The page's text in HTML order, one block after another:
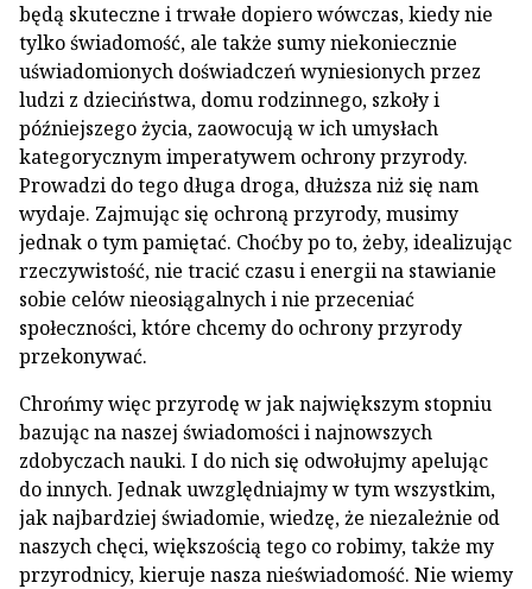
będą skuteczne i trwałe dopiero wówczas, kiedy nie
tylko świadomość, ale także sumy niekoniecznie
uświadomionych doświadczeń wyniesionych przez
ludzi z dzieciństwa, domu rodzinnego, szkoły i
późniejszego życia, zaowocują w ich umysłach
kategorycznym imperatywem ochrony przyrody.
Prowadzi do tego długa droga, dłuższa niż się nam
wydaje. Zajmując się ochroną przyrody, musimy
jednak o tym pamiętać. Choćby po to, żeby, idealizując
rzeczywistość, nie tracić czasu i energii na stawianie
sobie celów nieosiągalnych i nie przeceniać
społeczności, które chcemy do ochrony przyrody
przekonywać.
Chrońmy więc przyrodę w jak największym stopniu
bazując na naszej świadomości i najnowszych
zdobyczach nauki. I do nich się odwołujmy apelując
do innych. Jednak uwzględniajmy w tym wszystkim,
jak najbardziej świadomie, wiedzę, że niezależnie od
naszych chęci, większością tego co robimy, także my
przyrodnicy, kieruje nasza nieświadomość. Nie wiemy